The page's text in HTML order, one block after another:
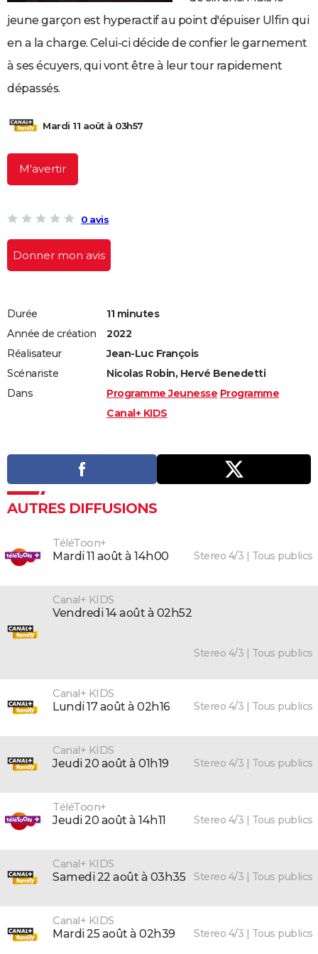
City break
Voyage de noces
Climat
PHOTO
GUIDES D'ACHAT
BONS PLANS
Carte de Noël
Carte Bonne année
Carte Saint-Valentin
Carte Pâques
Carte d'anniversaire
DICTIONNAIRE
Biographies
Expressions
S'inscrire
Se connecter
Lycées
Collèges
Primaires
Universités
Entreprises
Service militaire
Avis de recherche
AVIS DE DÉCÈS
Bricolage
Lifestyle
Culture
Sport
Auto
Television
Voyage
Cinema
jeune garçon est hyperactif au point d'épuiser Ulfin qui
en a la charge. Celui-ci décide de confier le garnement
à ses écuyers, qui vont être à leur tour rapidement
dépassés.
Mardi 11 août à 03h57
M'avertir
0 avis
Donner mon avis
Durée
11 minutes
Année de création
2022
Réalisateur
Jean-Luc François
Scénariste
Nicolas Robin, Hervé Benedetti
Dans
Programme Jeunesse Programme
Canal+ KIDS
AUTRES DIFFUSIONS
TéléToon+
mardi 11 août à 14h00 Stereo 4/3 | Tous publics
Canal+ KIDS
vendredi 14 août à 02h52
Stereo 4/3 | Tous publics
Canal+ KIDS
lundi 17 août à 02h16 Stereo 4/3 | Tous publics
Canal+ KIDS
jeudi 20 août à 01h19 Stereo 4/3 | Tous publics
TéléToon+
jeudi 20 août à 14h11 Stereo 4/3 | Tous publics
Canal+ KIDS
samedi 22 août à 03h35 Stereo 4/3 | Tous publics
Canal+ KIDS
mardi 25 août à 02h39 Stereo 4/3 | Tous publics